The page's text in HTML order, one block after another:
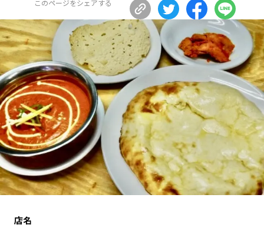
愛知エリア
三重エリア
滋賀エリア
京都エリア
大阪市エリア
北摂エリア
堺・泉州エリア
河内エリア
兵庫エリア
奈良エリア
和歌山エリア
鳥取エリア
島根エリア
岡山エリア
広島エリア
山口エリア
徳島エリア
香川エリア
愛媛エリア
高知エリア
福岡エリア
佐賀エリア
このページをシェアする
店名